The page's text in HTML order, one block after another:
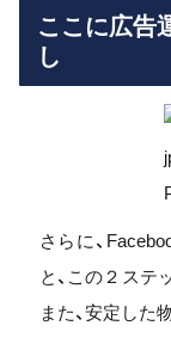
ここに広告
し
さらに、
と、この２ステ
また、安定した